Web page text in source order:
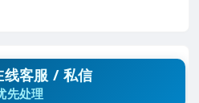
客服 / 私信
先处理